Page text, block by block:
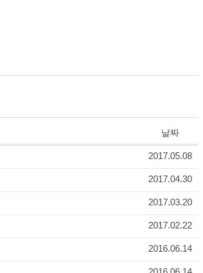
날짜
2017.05.08
2017.04.30
2017.03.20
2017.02.22
2016.06.14